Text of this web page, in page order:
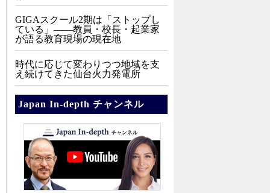
GIGAスクール2期は「ストップし
ている」——教員・校長・起業家
が語る教育現場の現在地
時代に応じて変わりつつ地域を支
え続けてきた仙台火力発電所
Japan In-depth チャンネル